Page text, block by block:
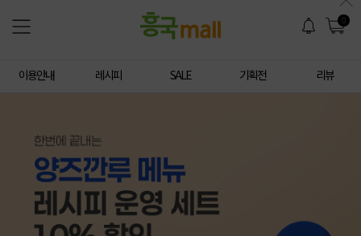
0
이용안내 레시피 SALE 기획전 리뷰